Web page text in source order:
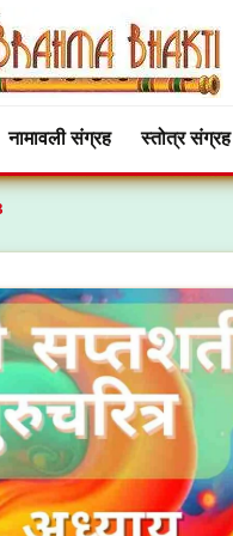
नामावली संग्रह स्तोत्र संग्रह